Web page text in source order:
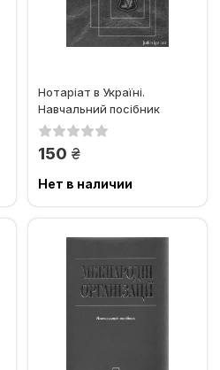
Нотаріат в Україні.
Навчальний посібник
150 грн.
Нет в наличии